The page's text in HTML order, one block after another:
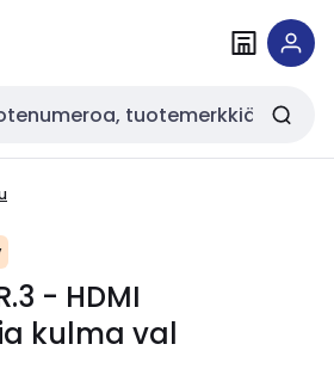
- HDMI
kulma val